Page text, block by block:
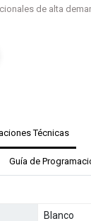
de alta
Técnicas
Guía de
Blanco